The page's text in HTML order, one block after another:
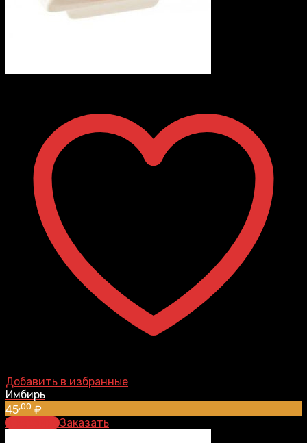
Добавить в избранные
Имбирь
45,00 ₽
В корзинуЗаказать